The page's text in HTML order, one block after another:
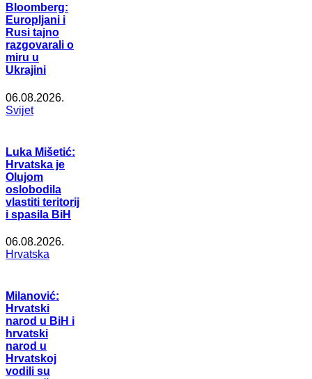
Bloomberg:
Europljani i
Rusi tajno
razgovarali o
miru u
Ukrajini
06.08.2026.
Svijet
Luka Mišetić:
Hrvatska je
Olujom
oslobodila
vlastiti teritorij
i spasila BiH
06.08.2026.
Hrvatska
Milanović:
Hrvatski
narod u BiH i
hrvatski
narod u
Hrvatskoj
vodili su